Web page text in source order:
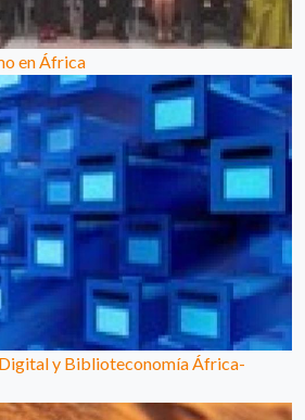
en África
y Biblioteconomía África-